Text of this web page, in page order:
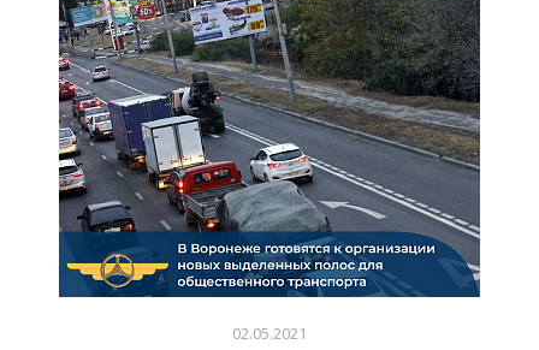
02.05.2021